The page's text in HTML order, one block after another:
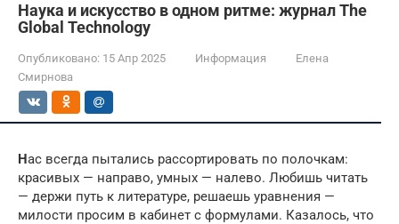
Наука и искусство в одном ритме: журнал The
Global Technology
Опубликовано: 15 Апр 2025 Информация
Елена
Смирнова
Нас всегда пытались рассортировать по полочкам:
красивых — направо, умных — налево. Любишь читать
— держи путь к литературе, решаешь уравнения —
милости просим в кабинет с формулами. Казалось, что